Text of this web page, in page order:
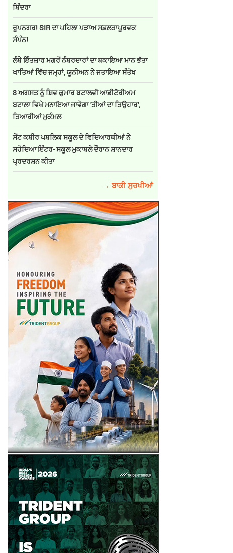
ਬਿੰਦਰਾ
ਰੂਪਨਗਰ! SIR ਦਾ ਪਹਿਲਾ ਪੜਾਅ ਸਫ਼ਲਤਾਪੂਰਵਕ
ਸੰਪੰਨ!
ਲੰਬੇ ਇੰਤਜ਼ਾਰ ਮਗਰੋਂ ਨੰਬਰਦਾਰਾਂ ਦਾ ਬਕਾਇਆ ਮਾਨ ਭੱਤਾ
ਖਾਤਿਆਂ ਵਿੱਚ ਜਮ੍ਹਾਂ, ਯੂਨੀਅਨ ਨੇ ਜਤਾਇਆ ਸੰਤੋਖ
8 ਅਗਸਤ ਨੂੰ ਸ਼ਿਵ ਕੁਮਾਰ ਬਟਾਲਵੀ ਆਡੀਟੋਰੀਅਮ
ਬਟਾਲਾ ਵਿਖੇ ਮਨਾਇਆ ਜਾਵੇਗਾ 'ਤੀਆਂ ਦਾ ਤਿਉਹਾਰ',
ਤਿਆਰੀਆਂ ਮੁਕੰਮਲ
ਸੇਂਟ ਕਬੀਰ ਪਬਲਿਕ ਸਕੂਲ ਦੇ ਵਿਦਿਆਰਥੀਆਂ ਨੇ
ਸਹੋਦਿਆ ਇੰਟਰ- ਸਕੂਲ ਮੁਕਾਬਲੇ ਦੌਰਾਨ ਸ਼ਾਨਦਾਰ
ਪ੍ਰਦਰਸ਼ਨ ਕੀਤਾ
→ ਬਾਕੀ ਸੁਰਖੀਆਂ